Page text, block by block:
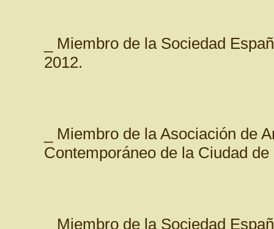
_ Miembro de la Sociedad
2012.
_ Miembro de la Asociación de
Contemporáneo de la Ciudad
_ Miembro de la Sociedad